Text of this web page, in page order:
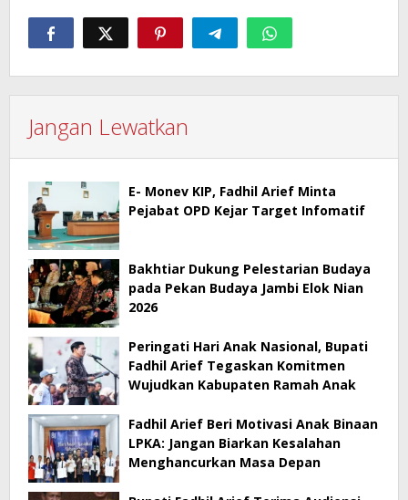
Jangan Lewatkan
E- Monev KIP, Fadhil Arief Minta
Pejabat OPD Kejar Target Infomatif
Bakhtiar Dukung Pelestarian Budaya
pada Pekan Budaya Jambi Elok Nian
2026
Peringati Hari Anak Nasional, Bupati
Fadhil Arief Tegaskan Komitmen
Wujudkan Kabupaten Ramah Anak
Fadhil Arief Beri Motivasi Anak Binaan
LPKA: Jangan Biarkan Kesalahan
Menghancurkan Masa Depan